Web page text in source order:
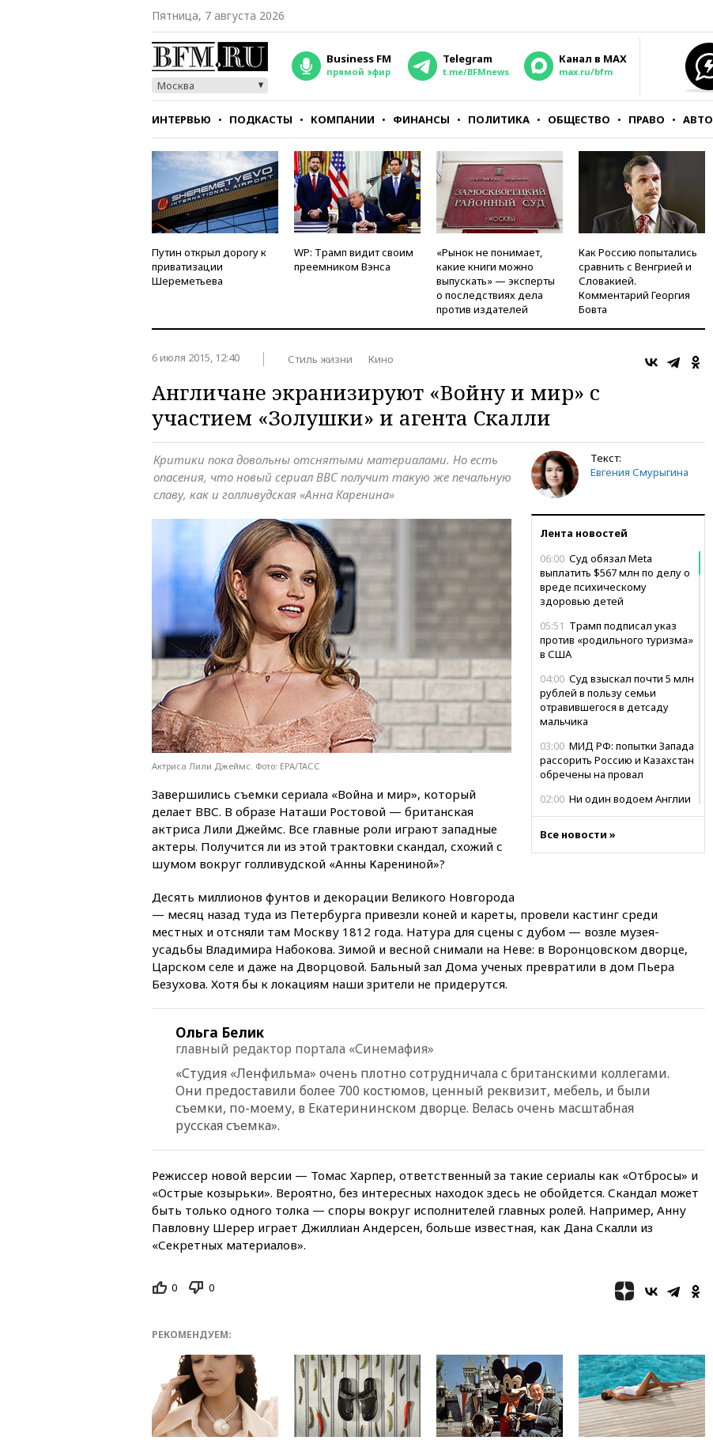
Пятница, 7 августа 2026
Москва
Business FM
прямой эфир
Telegram
t.me/BFMnews
Канал в MAX
max.ru/bfm
ИНТЕРВЬЮ ПОДКАСТЫ КОМПАНИИ ФИНАНСЫ ПОЛИТИКА ОБЩЕСТВО ПРАВО АВТО
СТИЛЬ ТЕСТЫ
Путин открыл дорогу к
приватизации
Шереметьева
WP: Трамп видит своим
преемником Вэнса
«Рынок не понимает,
какие книги можно
выпускать» — эксперты
о последствиях дела
против издателей
Как Россию попытались
сравнить с Венгрией и
Словакией.
Комментарий Георгия
Бовта
6 июля 2015, 12:40 Стиль жизни Кино
Англичане экранизируют «Войну и мир» с
участием «Золушки» и агента Скалли
Текст:
Евгения Смурыгина
Лента новостей
06:00 Суд обязал Meta
выплатить $567 млн по делу о
вреде психическому
здоровью детей
05:51 Трамп подписал указ
против «родильного туризма»
в США
04:00 Суд взыскал почти 5 млн
рублей в пользу семьи
отравившегося в детсаду
мальчика
03:00 МИД РФ: попытки Запада
рассорить Россию и Казахстан
обречены на провал
02:00 Ни один водоем Англии
01:00Трамп: США сами
необходимости пополнения
арсенала США
вчера, 23:28Слуцкий призвал
признать «Яблоко»
вчера, 23:15В Смоленске
вчера, 22:55 В Москве в
пятницу ожидаются ливни
вчера, 22:35 Винисиус
Отказаться от
российского гражданства
станет значительно дороже
вчера, 22:20Путин назвал 76-ю
гвардейскую десантно-
Путин заслушал
доклад о ситуации на
признала нежелательным в
РФ американский Human
Rights Foundation
вчера, 21:35«Аэрофлот»
отменяет часть рейсов в Сочи
и Геленджик
Все новости »
Критики пока довольны отснятыми материалами. Но есть
опасения, что новый сериал ВВС получит такую же печальную
славу, как и голливудская «Анна Каренина»
Актриса Лили Джеймс. Фото: EPA/ТАСС
Завершились съемки сериала «Война и мир», который
делает ВВС. В образе Наташи Ростовой — британская
актриса Лили Джеймс. Все главные роли играют западные
актеры. Получится ли из этой трактовки скандал, схожий с
шумом вокруг голливудской «Анны Карениной»?
Десять миллионов фунтов и декорации Великого Новгорода
— месяц назад туда из Петербурга привезли коней и кареты, провели кастинг среди
местных и отсняли там Москву 1812 года. Натура для сцены с дубом — возле музея-
усадьбы Владимира Набокова. Зимой и весной снимали на Неве: в Воронцовском дворце,
Царском селе и даже на Дворцовой. Бальный зал Дома ученых превратили в дом Пьера
Безухова. Хотя бы к локациям наши зрители не придерутся.
Ольга Белик
главный редактор портала «Синемафия»
«Студия «Ленфильма» очень плотно сотрудничала с британскими коллегами.
Они предоставили более 700 костюмов, ценный реквизит, мебель, и были
съемки, по-моему, в Екатерининском дворце. Велась очень масштабная
русская съемка».
Режиссер новой версии — Томас Харпер, ответственный за такие сериалы как «Отбросы» и
«Острые козырьки». Вероятно, без интересных находок здесь не обойдется. Скандал может
быть только одного толка — споры вокруг исполнителей главных ролей. Например, Анну
Павловну Шерер играет Джиллиан Андерсен, больше известная, как Дана Скалли из
«Секретных материалов».
0 0
РЕКОМЕНДУЕМ: